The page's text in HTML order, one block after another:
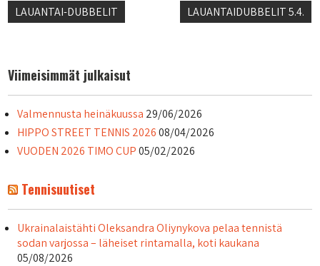
Artikkelien
LAUANTAI-DUBBELIT LAUANTAIDUBBELIT 5.4.
Viimeisimmät julkaisut
Valmennusta heinäkuussa 29/06/2026
HIPPO STREET TENNIS 2026 08/04/2026
VUODEN 2026 TIMO CUP 05/02/2026
Tennisuutiset
Ukrainalaistähti Oleksandra Oliynykova pelaa tennistä
sodan varjossa – läheiset rintamalla, koti kaukana
05/08/2026